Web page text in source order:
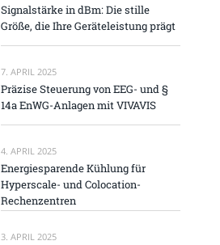
Signalstärke in dBm: Die stille
Größe, die Ihre Geräteleistung prägt
7. APRIL 2025
Präzise Steuerung von EEG- und §
14a EnWG-Anlagen mit VIVAVIS
4. APRIL 2025
Energiesparende Kühlung für
Hyperscale- und Colocation-
Rechenzentren
3. APRIL 2025